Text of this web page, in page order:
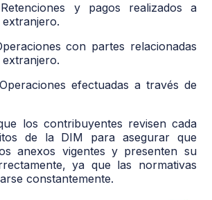
y pagos realizados a
extranjero.
con partes relacionadas
extranjero.
efectuadas a través de
los contribuyentes revisen cada
de la DIM para asegurar que
anexos vigentes y presenten su
ya que las normativas
constantemente.